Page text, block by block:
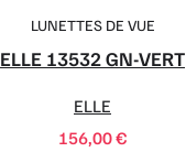
LUNETTES DE VUE
ELLE 13532 GN-VERT
ELLE
156,00€